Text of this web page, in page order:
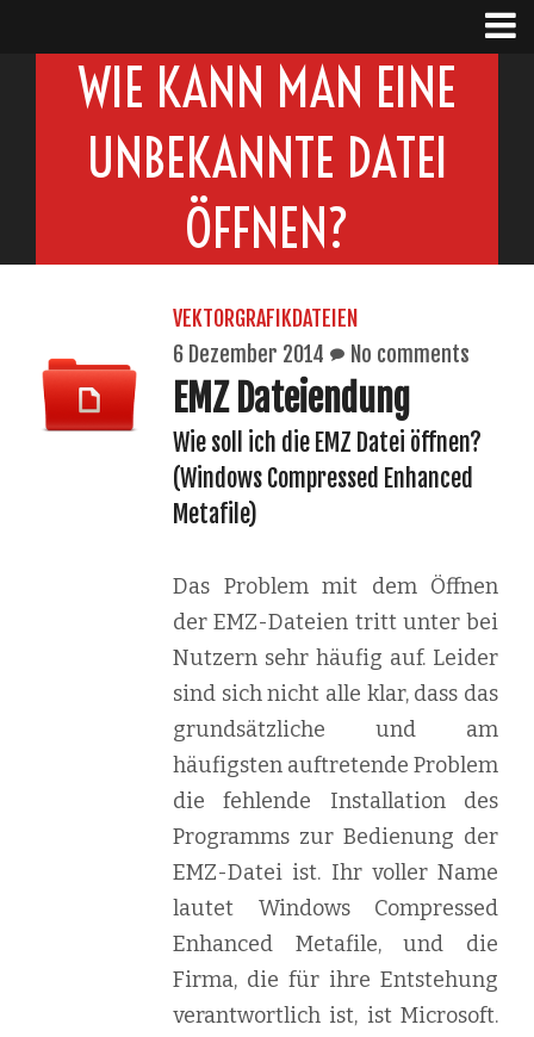
WIE KANN MAN EINE
UNBEKANNTE DATEI
ÖFFNEN?
VEKTORGRAFIKDATEIEN
6 Dezember 2014
No comments
EMZ Dateiendung
Wie soll ich die EMZ Datei öffnen?
(Windows Compressed Enhanced
Metafile)
Das Problem mit dem Öffnen
der EMZ-Dateien tritt unter bei
Nutzern sehr häufig auf. Leider
sind sich nicht alle klar, dass das
grundsätzliche und am
häufigsten auftretende Problem
die fehlende Installation des
Programms zur Bedienung der
EMZ-Datei ist. Ihr voller Name
lautet Windows Compressed
Enhanced Metafile, und die
Firma, die für ihre Entstehung
verantwortlich ist, ist Microsoft.